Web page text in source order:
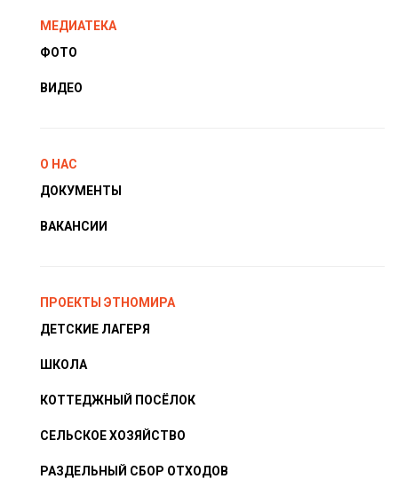
МЕДИАТЕКА
ФОТО
ВИДЕО
О НАС
ДОКУМЕНТЫ
ВАКАНСИИ
ПРОЕКТЫ ЭТНОМИРА
ДЕТСКИЕ ЛАГЕРЯ
ШКОЛА
КОТТЕДЖНЫЙ ПОСЁЛОК
СЕЛЬСКОЕ ХОЗЯЙСТВО
РАЗДЕЛЬНЫЙ СБОР ОТХОДОВ